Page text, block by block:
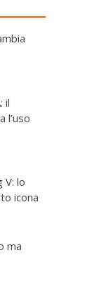
il
l’uso
V: lo
icona
ma